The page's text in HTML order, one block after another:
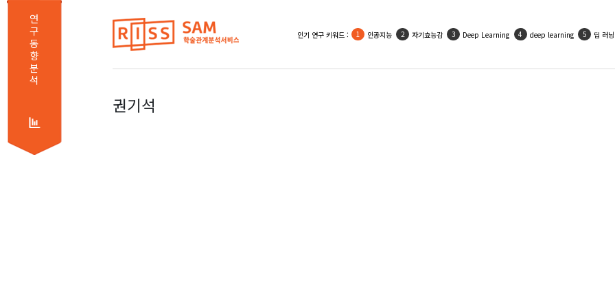
연
구
동
향
분
석
인기 연구 키워드 : 인공지능 자기효능감 Deep Learning deep learning 딥 러닝
권기석